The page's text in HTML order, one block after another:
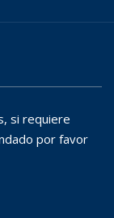
si requiere
por favor